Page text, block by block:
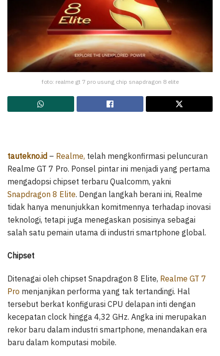
foto: realme gt 7 pro usung chip snapdragon 8 elite
tautekno.id – Realme, telah mengkonfirmasi peluncuran
Realme GT 7 Pro. Ponsel pintar ini menjadi yang pertama
mengadopsi chipset terbaru Qualcomm, yakni
Snapdragon 8 Elite. Dengan langkah berani ini, Realme
tidak hanya menunjukkan komitmennya terhadap inovasi
teknologi, tetapi juga menegaskan posisinya sebagai
salah satu pemain utama di industri smartphone global.
Chipset
Ditenagai oleh chipset Snapdragon 8 Elite, Realme GT 7
Pro menjanjikan performa yang tak tertandingi. Hal
tersebut berkat konfigurasi CPU delapan inti dengan
kecepatan clock hingga 4,32 GHz. Angka ini merupakan
rekor baru dalam industri smartphone, menandakan era
baru dalam komputasi mobile.